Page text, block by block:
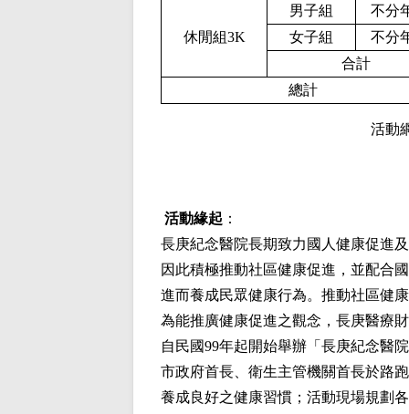
休閒組3K
男子組
不分
女子組
不分
合計
總計
活動
活動緣起 ：
長庚紀念醫院長期致力國人健康促進
因此積極推動社區健康促進，並配合
進而養成民眾健康行為。推動社區健
為能推廣健康促進之觀念，長庚醫療
自民國99年起開始舉辦「長庚紀念醫
市政府首長、衛生主管機關首長於路
養成良好之健康習慣；活動現場規劃